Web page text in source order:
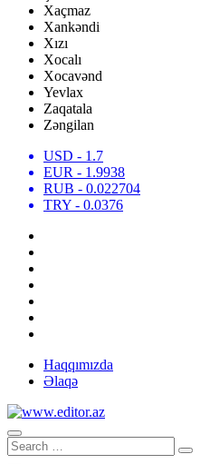
Xaçmaz
Xankəndi
Xızı
Xocalı
Xocavənd
Yevlax
Zaqatala
Zəngilan
USD - 1.7
EUR - 1.9938
RUB - 0.022704
TRY - 0.0376
Haqqımızda
Əlaqə